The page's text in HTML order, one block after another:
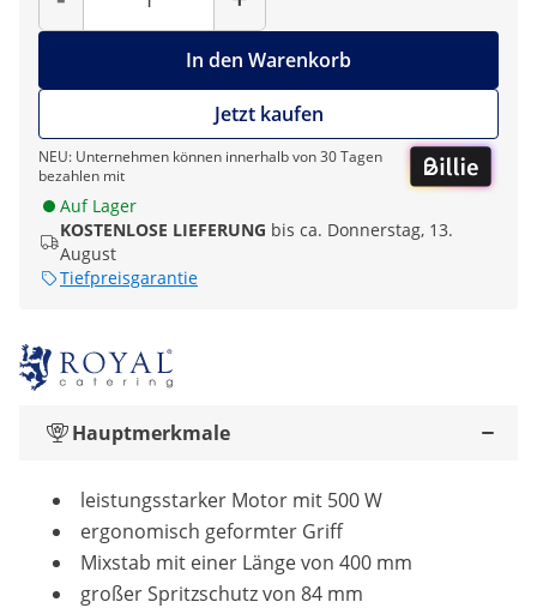
In den Warenkorb
Jetzt kaufen
NEU: Unternehmen können innerhalb von 30 Tagen
bezahlen mit
Auf Lager
KOSTENLOSE LIEFERUNG bis ca. Donnerstag, 13.
August
Tiefpreisgarantie
Hauptmerkmale
leistungsstarker Motor mit 500 W
ergonomisch geformter Griff
Mixstab mit einer Länge von 400 mm
großer Spritzschutz von 84 mm